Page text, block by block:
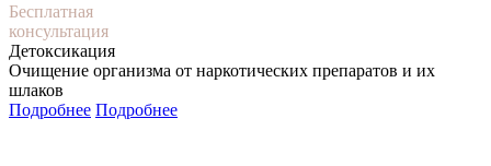
Бесплатная
консультация
Детоксикация
Очищение организма от наркотических препаратов и их
шлаков
Подробнее Подробнее